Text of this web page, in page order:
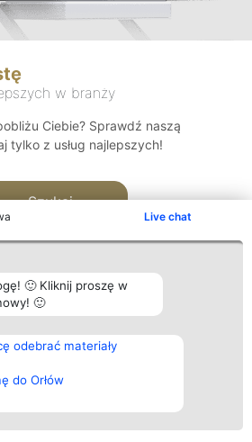
Live chat
🙂 Kliknij proszę w
🙂
odebrać materiały
do Orłów
w branży
Ciebie? Sprawdź naszą
tylko z usług najlepszych!
Szukaj
Plebiscyt
Laureaci
wszystkich
Laureatów
Regulamin
Kontakt
Kontakt